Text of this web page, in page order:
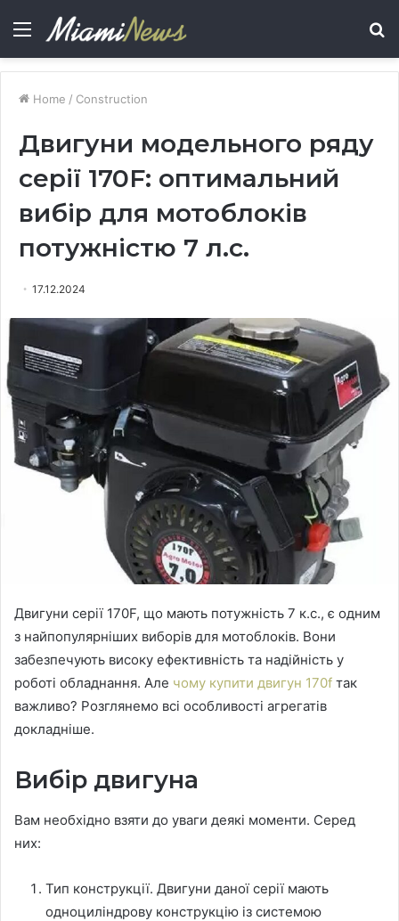
Menu
Home / Construction
Двигуни модельного ряду
серії 170F: оптимальний
вибір для мотоблоків
потужністю 7 л.с.
17.12.2024
Двигуни серії 170F, що мають потужність 7 к.с., є одним
з найпопулярніших виборів для мотоблоків. Вони
забезпечують високу ефективність та надійність у
роботі обладнання. Але чому купити двигун 170f так
важливо? Розглянемо всі особливості агрегатів
докладніше.
Вибір двигуна
Вам необхідно взяти до уваги деякі моменти. Серед
них:
Тип конструкції. Двигуни даної серії мають
одноциліндрову конструкцію із системою